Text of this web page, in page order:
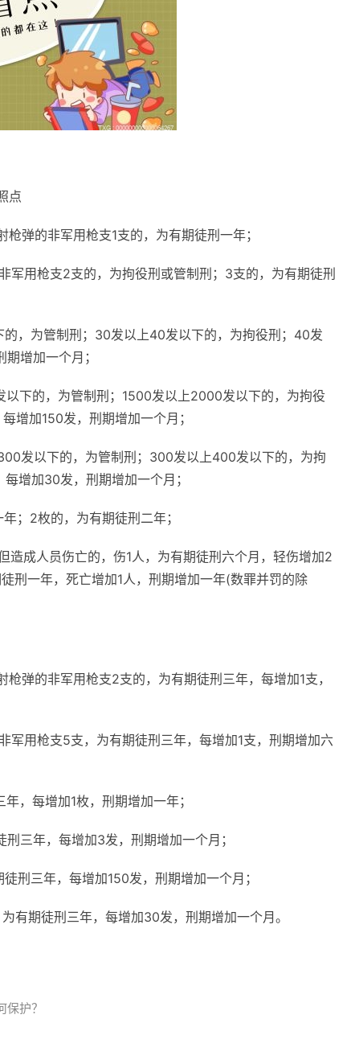
点
弹的非军用枪支1支的，为有期徒刑一年；
军用枪支2支的，为拘役刑或管制刑；3支的，为有期徒刑
，为管制刑；30发以上40发以下的，为拘役刑；40发
增加一个月；
以下的，为管制刑；1500发以上2000发以下的，为拘役
增加150发，刑期增加一个月；
发以下的，为管制刑；300发以上400发以下的，为拘
增加30发，刑期增加一个月；
；2枚的，为有期徒刑二年；
造成人员伤亡的，伤1人，为有期徒刑六个月，轻伤增加2
刑一年，死亡增加1人，刑期增加一年(数罪并罚的除
枪弹的非军用枪支2支的，为有期徒刑三年，每增加1支，
军用枪支5支，为有期徒刑三年，每增加1支，刑期增加六
，每增加1枚，刑期增加一年；
三年，每增加3发，刑期增加一个月；
刑三年，每增加150发，刑期增加一个月；
有期徒刑三年，每增加30发，刑期增加一个月。
护？